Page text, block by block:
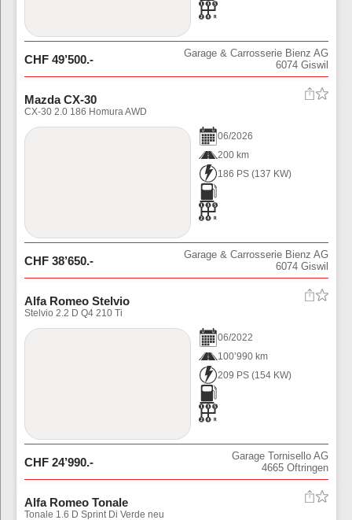
CHF 49’500.-
Garage & Carrosserie Bienz AG
6074 Giswil
Mazda CX-30
CX-30 2.0 186 Homura AWD
06/2026
200 km
186 PS (137 KW)
CHF 38’650.-
Garage & Carrosserie Bienz AG
6074 Giswil
Alfa Romeo Stelvio
Stelvio 2.2 D Q4 210 Ti
06/2022
100’990 km
209 PS (154 KW)
CHF 24’990.-
Garage Tornisello AG
4665 Oftringen
Alfa Romeo Tonale
Tonale 1.6 D Sprint Di Verde neu